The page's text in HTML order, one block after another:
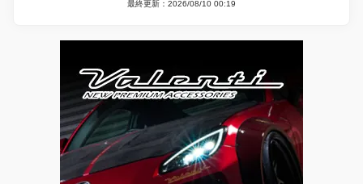
最終更新：2026/08/10 00:19